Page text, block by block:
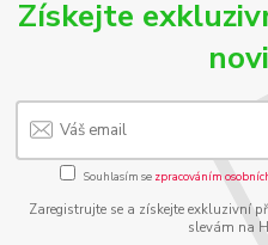
Získejte
Souhlasím se zpracováním
Zaregistrujte se a získejte exkluzivní
slevám na